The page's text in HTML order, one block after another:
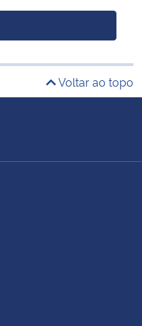
Voltar ao topo